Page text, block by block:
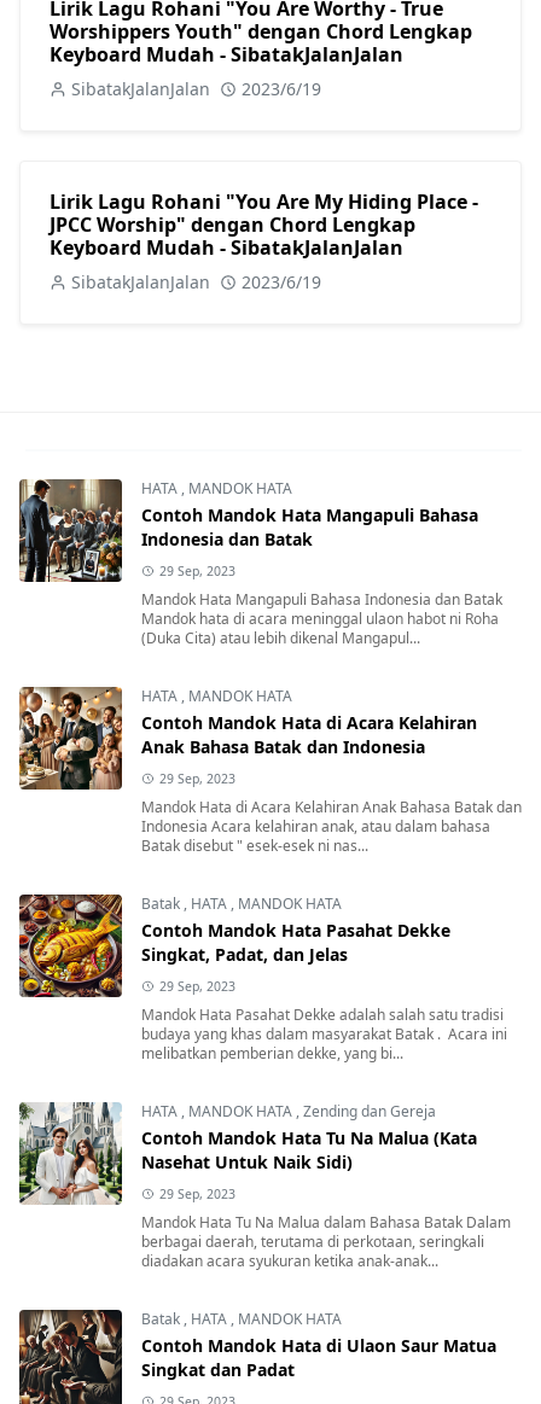
Lirik Lagu Rohani "You Are Worthy - True
Worshippers Youth" dengan Chord Lengkap
Keyboard Mudah - SibatakJalanJalan
SibatakJalanJalan 2023/6/19
Lirik Lagu Rohani "You Are My Hiding Place -
JPCC Worship" dengan Chord Lengkap
Keyboard Mudah - SibatakJalanJalan
SibatakJalanJalan 2023/6/19
HATA , MANDOK HATA
Contoh Mandok Hata Mangapuli Bahasa
Indonesia dan Batak
29 Sep, 2023
Mandok Hata Mangapuli Bahasa Indonesia dan Batak
Mandok hata di acara meninggal ulaon habot ni Roha
(Duka Cita) atau lebih dikenal Mangapul...
HATA , MANDOK HATA
Contoh Mandok Hata di Acara Kelahiran
Anak Bahasa Batak dan Indonesia
29 Sep, 2023
Mandok Hata di Acara Kelahiran Anak Bahasa Batak dan
Indonesia Acara kelahiran anak, atau dalam bahasa
Batak disebut " esek-esek ni nas...
Batak , HATA , MANDOK HATA
Contoh Mandok Hata Pasahat Dekke
Singkat, Padat, dan Jelas
29 Sep, 2023
Mandok Hata Pasahat Dekke adalah salah satu tradisi
budaya yang khas dalam masyarakat Batak . Acara ini
melibatkan pemberian dekke, yang bi...
HATA , MANDOK HATA ,Zending dan Gereja
Contoh Mandok Hata Tu Na Malua (Kata
Nasehat Untuk Naik Sidi)
29 Sep, 2023
Mandok Hata Tu Na Malua dalam Bahasa Batak Dalam
berbagai daerah, terutama di perkotaan, seringkali
diadakan acara syukuran ketika anak-anak...
Batak , HATA , MANDOK HATA
Contoh Mandok Hata di Ulaon Saur Matua
Singkat dan Padat